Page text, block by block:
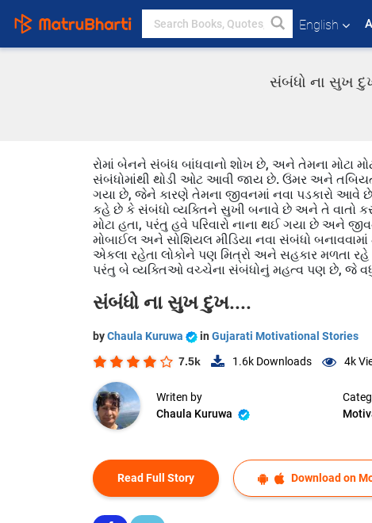
English
સંબંધો ના સુખ
રોમાં બેનને સંબંધ બાંધવાનો શોખ છે, અને તેમના મોટા
સંબંધોમાંથી થોડી ઓટ આવી જાય છે. ઉંમર અને
ગયા છે, જેને કારણે તેમના જીવનમાં નવા પડકારો આવે
કહે છે કે સંબંધો વ્યક્તિને સુખી બનાવે છે અને તે વાતો
મોટા હતા, પરંતુ હવે પરિવારો નાના થઈ ગયા છે અને
મોબાઈલ અને સોશિયલ મીડિયા નવા સંબંધો
એકલા રહેતા લોકોને પણ મિત્રો અને સહકાર મળતા રહે
પરંતુ બે વ્યક્તિઓ વચ્ચેના સંબંધોનું મહત્વ પણ છે,
સંબંધો ના સુખ દુખ....
byChaula Kuruwa in Gujarati Motivational Stories
7.5k 1.6k Downloads 4k
Writen by
Chaula Kuruwa
Read Full Story Download on